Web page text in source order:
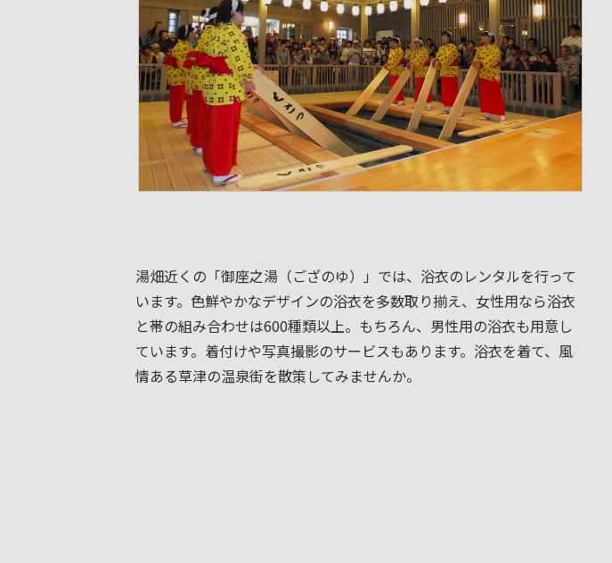
湯畑近くの「御座之湯（ござのゆ）」では、浴衣のレンタルを行って
います。色鮮やかなデザインの浴衣を多数取り揃え、女性用なら浴衣
と帯の組み合わせは600種類以上。もちろん、男性用の浴衣も用意し
ています。着付けや写真撮影のサービスもあります。浴衣を着て、風
情ある草津の温泉街を散策してみませんか。